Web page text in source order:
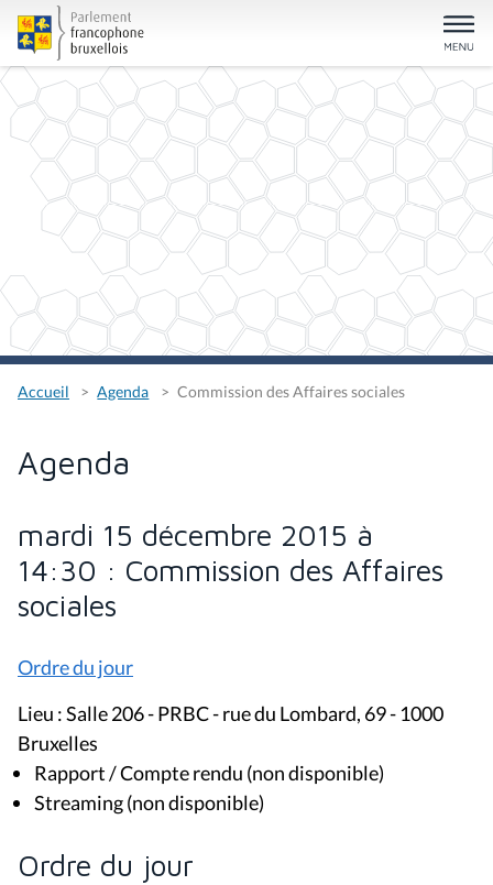
Accueil Agenda Commission des Affaires sociales
Agenda
mardi 15 décembre 2015 à
14:30 : Commission des Affaires
sociales
Ordre du jour
Lieu : Salle 206 - PRBC - rue du Lombard, 69 - 1000
Bruxelles
Rapport / Compte rendu (non disponible)
Streaming (non disponible)
Ordre du jour